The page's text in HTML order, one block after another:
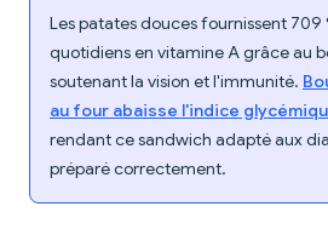
Les patates douces fournissent 709
quotidiens en vitamine A grâce au
soutenant la vision et l'immunité.
au four abaisse l'indice
rendant ce sandwich adapté aux
préparé correctement.